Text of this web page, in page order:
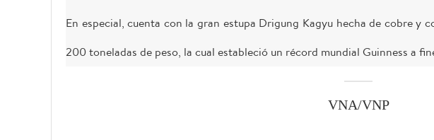
En especial, cuenta con la gran estupa Drigung Kagyu hecha de cobre y
200 toneladas de peso, la cual estableció un récord mundial Guinness a
VNA/VNP